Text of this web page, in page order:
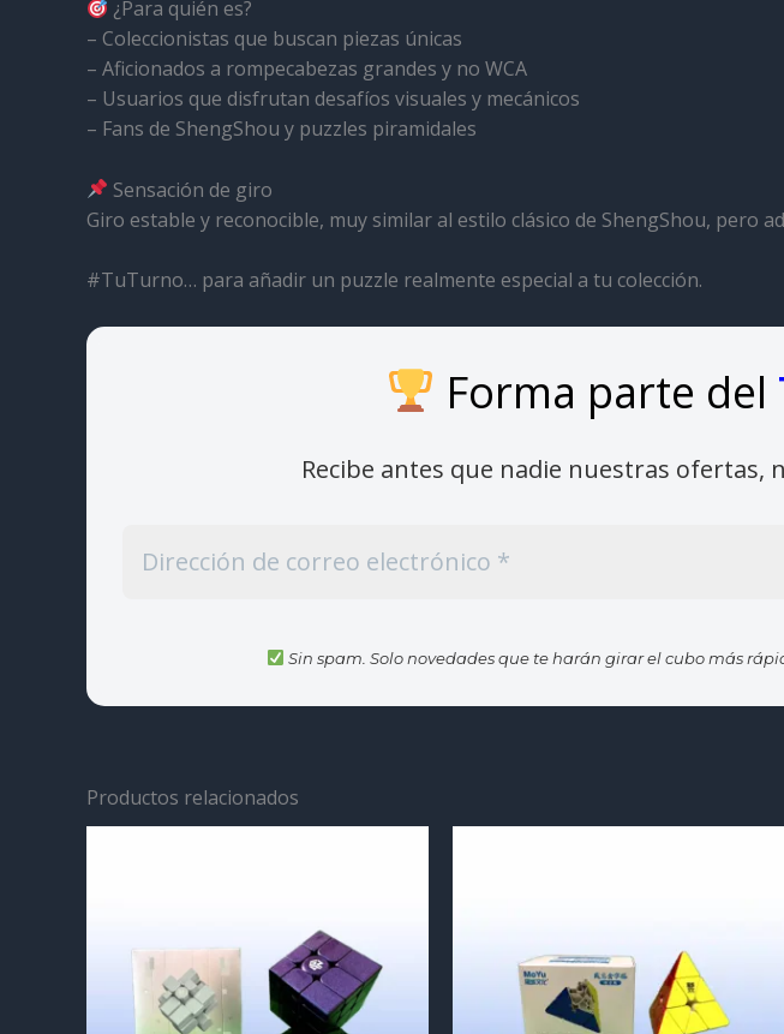
¿Para quién es?
– Coleccionistas que buscan piezas únicas
– Aficionados a rompecabezas grandes y no WCA
– Usuarios que disfrutan desafíos visuales y mecánicos
– Fans de ShengShou y puzzles piramidales
Sensación de giro
Giro estable y reconocible, muy similar al estilo clásico de ShengShou, pero
#TuTurno… para añadir un puzzle realmente especial a tu colección.
Forma parte del
Recibe antes que nadie nuestras ofertas,
Sin spam. Solo novedades que te harán girar el cubo más
Productos relacionados